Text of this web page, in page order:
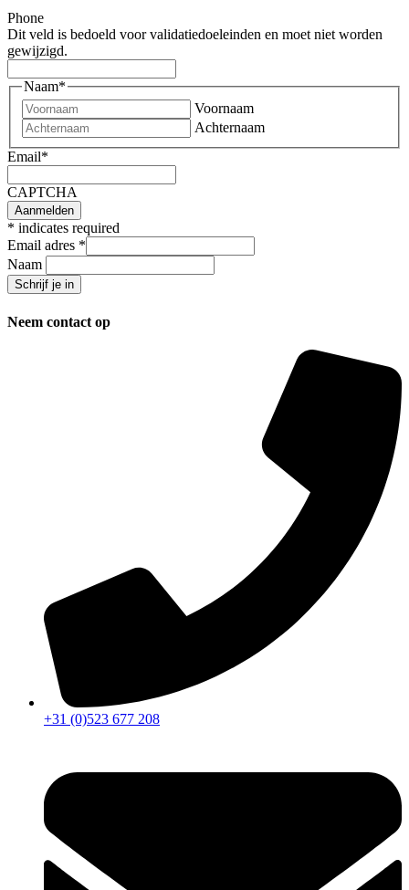
Phone
Dit veld is bedoeld voor validatiedoeleinden en moet niet worden
gewijzigd.
Naam*
Voornaam
Achternaam
Email*
CAPTCHA
* indicates required
Email adres *
Naam
Neem contact op
+31 (0)523 677 208